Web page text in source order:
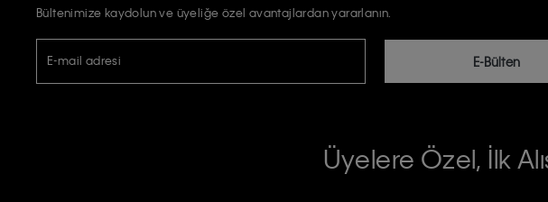
Bültenimize kaydolun ve üyeliğe özel avantajlardan yararlanın.
E-mail adresi E-Bülten
Calvin Klein e-bültenine abone olarak, kişisel verilerimin Calvin Klein tarafına gönderileceğinin ve güncel
Üyelere Özel, İlk